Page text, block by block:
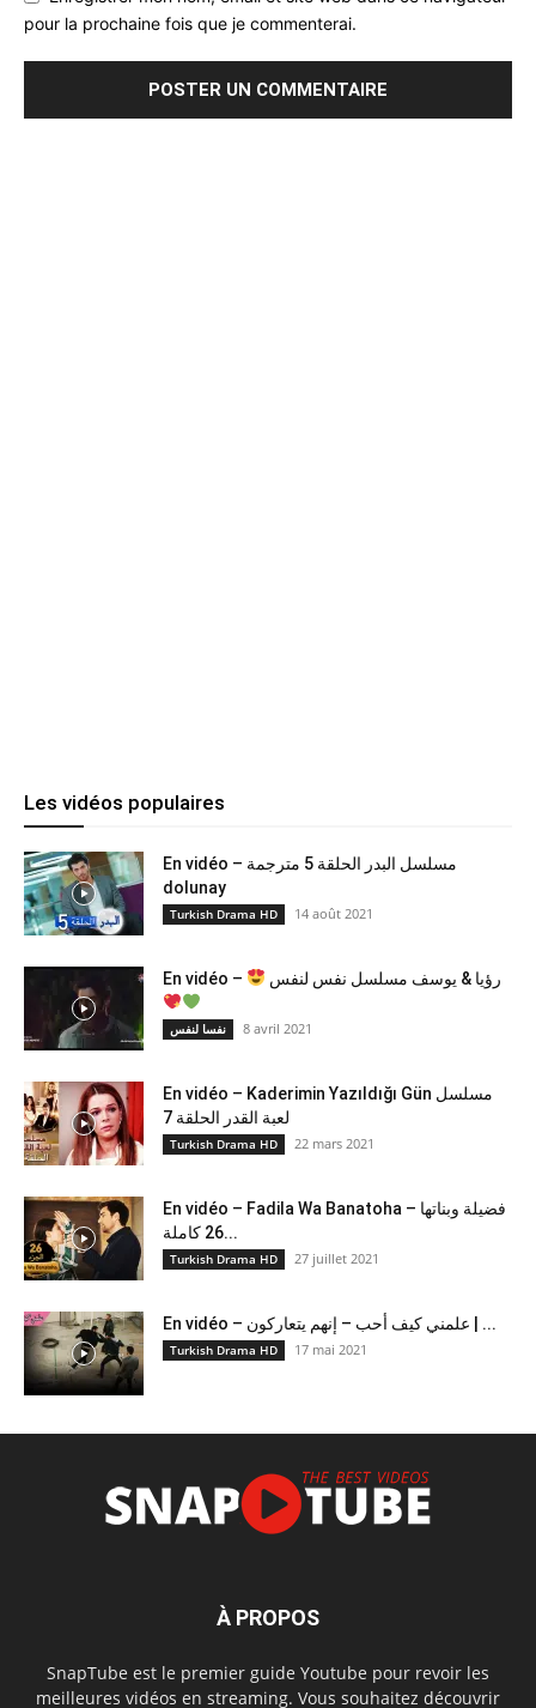
pour la prochaine fois que je commenterai.
Les vidéos populaires
En vidéo – مسلسل البدر الحلقة 5 مترجمة
dolunay
Turkish Drama HD 14 août 2021
En vidéo – رؤيا & يوسف مسلسل نفس لنفس
نفسا لنفس 8 avril 2021
En vidéo – Kaderimin Yazıldığı Gün مسلسل
لعبة القدر الحلقة 7
Turkish Drama HD 22 mars 2021
En vidéo – Fadila Wa Banatoha – فضيلة وبناتها
26 كاملة...
Turkish Drama HD 27 juillet 2021
En vidéo – علمني كيف أحب – إنهم يتعاركون ​| ...
Turkish Drama HD 17 mai 2021
À PROPOS
SnapTube est le premier guide Youtube pour revoir les
meilleures vidéos en streaming. Vous souhaitez découvrir